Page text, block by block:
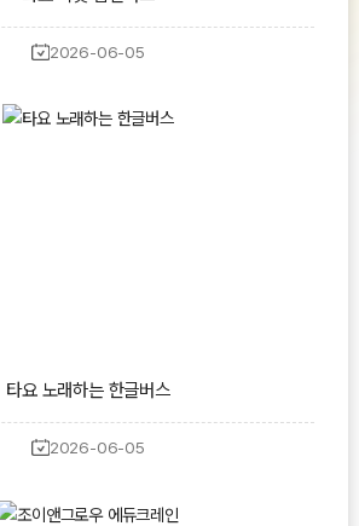
2026-06-05
타요 노래하는 한글버스
2026-06-05